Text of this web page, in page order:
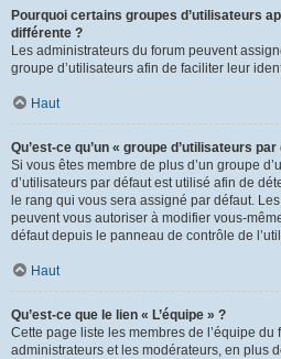
Pourquoi certains groupes d’utilisateurs
différente ?
Les administrateurs du forum peuvent
groupe d’utilisateurs afin de faciliter leur
Haut
Qu’est-ce qu’un « groupe d’utilisateurs
Si vous êtes membre de plus d’un groupe
d’utilisateurs par défaut est utilisé afin de
le rang qui vous sera assigné par défaut.
peuvent vous autoriser à modifier vous-
défaut depuis le panneau de contrôle de
Haut
Qu’est-ce que le lien « L’équipe » ?
Cette page liste les membres de l’équipe du
administrateurs et les modérateurs, en plus